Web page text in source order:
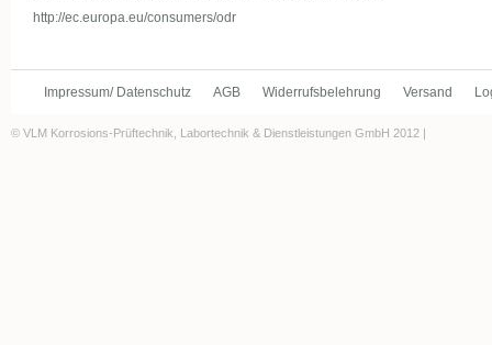
http://ec.europa.eu/consumers/odr
Impressum/ Datenschutz AGB Widerrufsbelehrung Versand
© VLM Korrosions-Prüftechnik, Labortechnik & Dienstleistungen GmbH 2012 |